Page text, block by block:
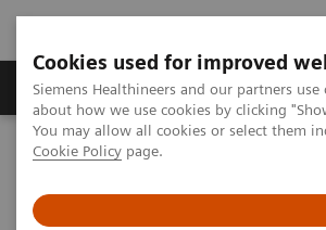
Cookies used for improved
Siemens Healthineers and our partners
about how we use cookies by clicking
You may allow all cookies or select them
Cookie Policy page.
Produtos e serviços
Siemens Healthineers Brasil
Automação Laboratorial: Estudos de Casos
Estudo de Caso: Hermes Pardini redefine sua